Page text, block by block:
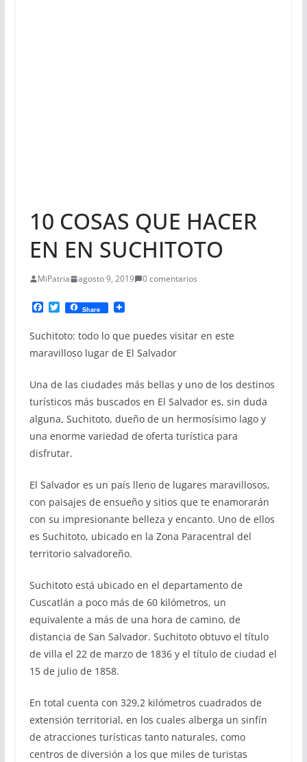
10 COSAS QUE HACER
EN EN SUCHITOTO
MiPatria agosto 9, 2019 0 comentarios
F
c
e
b
k
T
w
t
t
Share
Suchitoto: todo lo que puedes visitar en este
maravilloso lugar de El Salvador
Una de las ciudades más bellas y uno de los destinos
turísticos más buscados en El Salvador es, sin duda
alguna, Suchitoto, dueño de un hermosísimo lago y
una enorme variedad de oferta turística para
disfrutar.
El Salvador es un país lleno de lugares maravillosos,
con paisajes de ensueño y sitios que te enamorarán
con su impresionante belleza y encanto. Uno de ellos
es Suchitoto, ubicado en la Zona Paracentral del
territorio salvadoreño.
Suchitoto está ubicado en el departamento de
Cuscatlán a poco más de 60 kilómetros, un
equivalente a más de una hora de camino, de
distancia de San Salvador. Suchitoto obtuvo el título
de villa el 22 de marzo de 1836 y el título de ciudad el
15 de julio de 1858.
En total cuenta con 329,2 kilómetros cuadrados de
extensión territorial, en los cuales alberga un sinfín
de atracciones turísticas tanto naturales, como
centros de diversión a los que miles de turistas